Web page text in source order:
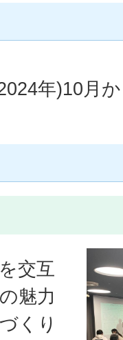
年)10月
交互
魅力
くり